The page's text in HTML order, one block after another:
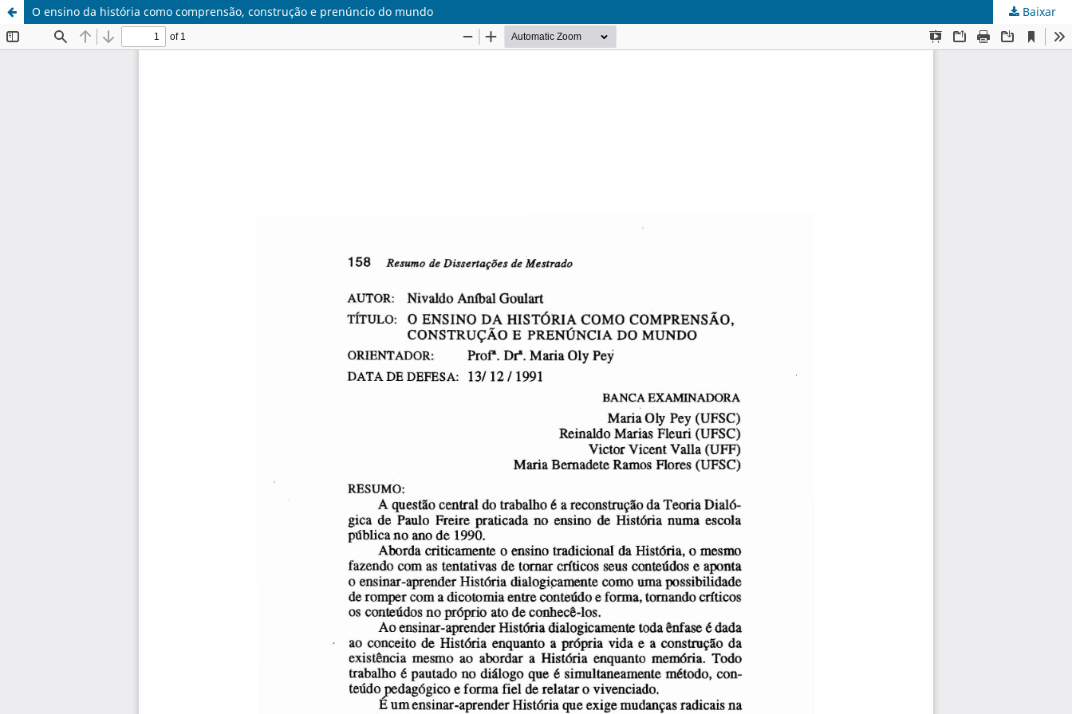
O ensino da história como comprensão, construção e prenúncio do mundo Baixar